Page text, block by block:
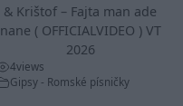
& Krištof – Fajta man ade
nane ( OFFICIALVIDEO ) VT
2026
4views
Gipsy - Romské písničky